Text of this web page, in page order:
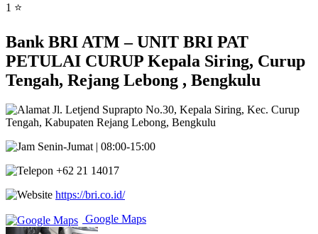
1 ⭐
Bank BRI ATM – UNIT BRI PAT
PETULAI CURUP Kepala Siring, Curup
Tengah, Rejang Lebong , Bengkulu
Jl. Letjend Suprapto No.30, Kepala Siring, Kec. Curup
Tengah, Kabupaten Rejang Lebong, Bengkulu
Senin-Jumat | 08:00-15:00
+62 21 14017
https://bri.co.id/
Google Maps